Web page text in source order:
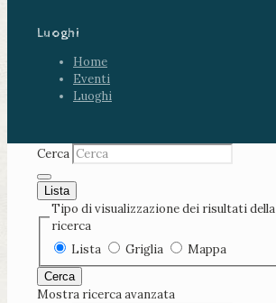
Luoghi
Home
Eventi
Luoghi
Cerca
Lista
Tipo di visualizzazione dei risultati della
ricerca
Lista
Griglia Mappa
Cerca
Mostra ricerca avanzata